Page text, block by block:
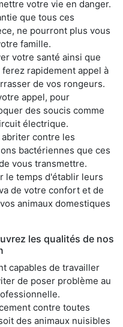
votre vie en danger.
que tous ces
ne pourront plus vous
famille.
votre santé ainsi que
rapidement appel à
de vos rongeurs.
appel, pour
des soucis comme
électrique.
contre les
bactériennes que ces
vous transmettre.
le temps d'établir leurs
de votre confort et de
animaux domestiques
les qualités de nos
capables de travailler
de poser problème au
contre toutes
des animaux nuisibles